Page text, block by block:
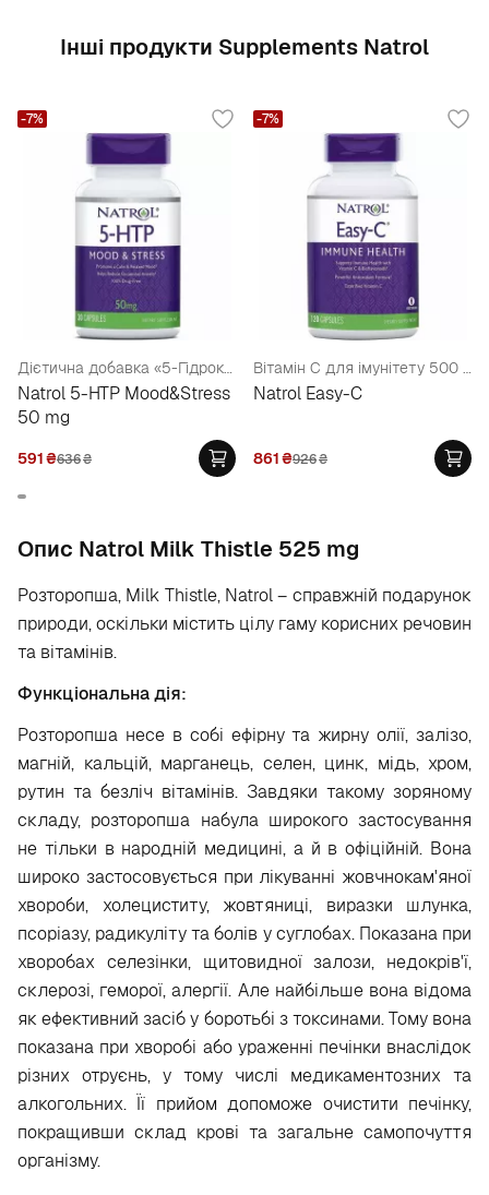
Інші продукти Supplements Natrol
Дієтична добавка «5-Гідрокситриптофан», 50 мг
Natrol 5-HTP Mood&Stress
50 mg
591₴636₴
-7%
Вітамін С для імунітету 500 мг
Natrol Easy-C
861₴926₴
-7%
Опис Natrol Milk Thistle 525 mg
Розторопша, Milk Thistle, Natrol– справжній подарунок
природи, оскільки містить цілу гаму корисних речовин
та вітамінів.
Функціональна дія:
Розторопша несе в собі ефірну та жирну олії, залізо,
магній, кальцій, марганець, селен, цинк, мідь, хром,
рутин та безліч вітамінів. Завдяки такому зоряному
складу, розторопша набула широкого застосування
не тільки в народній медицині, а й в офіційній. Вона
широко застосовується при лікуванні жовчнокам'яної
хвороби, холециститу, жовтяниці, виразки шлунка,
псоріазу, радикуліту та болів у суглобах. Показана при
хворобах селезінки, щитовидної залози, недокрів'ї,
склерозі, геморої, алергії. Але найбільше вона відома
як ефективний засіб у боротьбі зтоксинами. Тому вона
показана при хворобі або ураженні печінки внаслідок
різних отруєнь, у тому числі медикаментозних та
алкогольних. Її прийом допоможе очистити печінку,
покращивши склад крові та загальне самопочуття
організму.